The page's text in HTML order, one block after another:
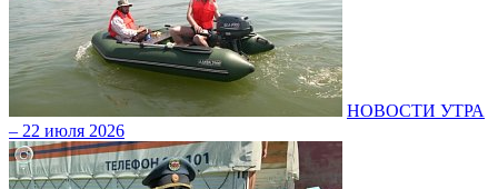
НОВОСТИ УТРА
– 22 июля 2026